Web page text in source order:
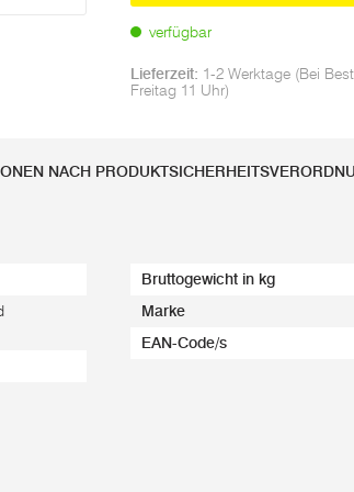
Mit einer Reichweite von bis
Gemüsegärten,
Einfach den Vertreiber in den
zu verzichten. Die Wirkung
verfügbar
Lieferzeit: 1-2 Werktage (Bei
Freitag 11 Uhr)
NACH
Bruttogewicht in kg
Marke
EAN-Code/s